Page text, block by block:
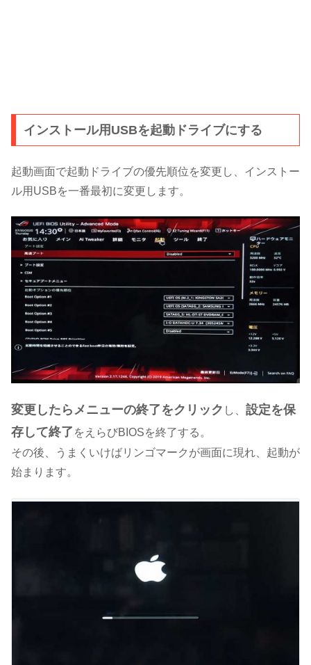
インストール用USBを起動ドライブにする
起動画面で起動ドライブの優先順位を変更し、インストー
ル用USBを一番最初に変更します。
変更したらメニューの終了をクリック し、 設定を保
存して終了 をえらびBIOSを終了する。
その後、うまくいけばリンゴマークが画面に現れ、起動が
始まります。